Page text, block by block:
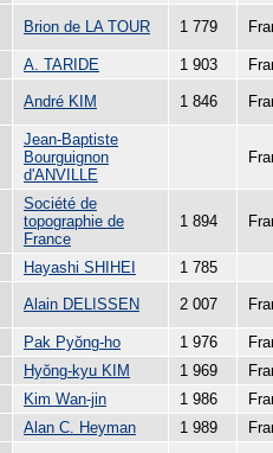
Brion de LA TOUR 1 779
A. TARIDE 1 903
André KIM 1 846
Jean-Baptiste
Bourguignon
d'ANVILLE
Société de
topographie de
France
1 894
Hayashi SHIHEI 1 785
Alain DELISSEN 2 007
Pak Pyŏng-ho 1 976
Hyŏng-kyu KIM 1 969
Kim Wan-jin 1 986
Alan C. Heyman 1 989